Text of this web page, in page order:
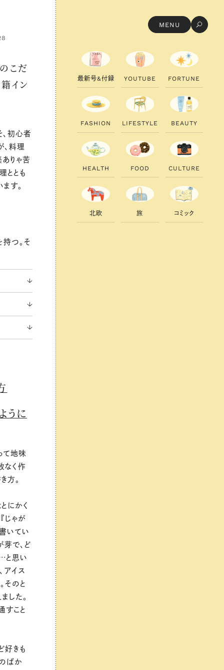
MENU
こだ
イン
、初心者
、料理
りゃ苦
ととも
す。
持つ。そ
うに
て地味
なく作
方。
にかく
じゃが
いてい
芽で、ど
と思い
アイス
そのと
した。
すこと
好きも
ばか
最新号&付録 YOUTU B E FORTU N E
FAS H ION LI FESTYLE B EAUTY
H EALTH FOOD CU LTU RE
北欧 旅 コ ミ ック